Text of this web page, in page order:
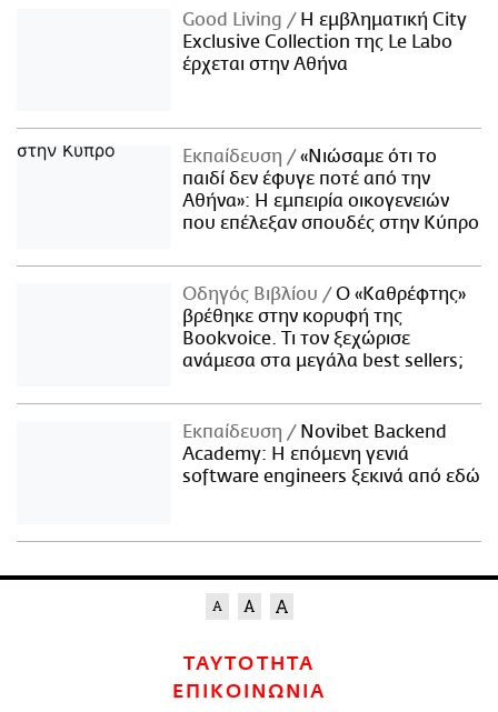
Good Living
Η εμβληματική City
Exclusive Collection της Le Labo
έρχεται στην Αθήνα
Εκπαίδευση
«Νιώσαμε ότι το
παιδί δεν έφυγε ποτέ από την
Αθήνα»: Η εμπειρία οικογενειών
που επέλεξαν σπουδές στην Κύπρο
Οδηγός Βιβλίου
Ο «Καθρέφτης»
βρέθηκε στην κορυφή της
Bookvoice. Τι τον ξεχώρισε
ανάμεσα στα μεγάλα best sellers;
Εκπαίδευση
Novibet Backend
Academy: Η επόμενη γενιά
software engineers ξεκινά από εδώ
ΤΑΥΤΟΤΗΤΑ
ΕΠΙΚΟΙΝΩΝΙΑ